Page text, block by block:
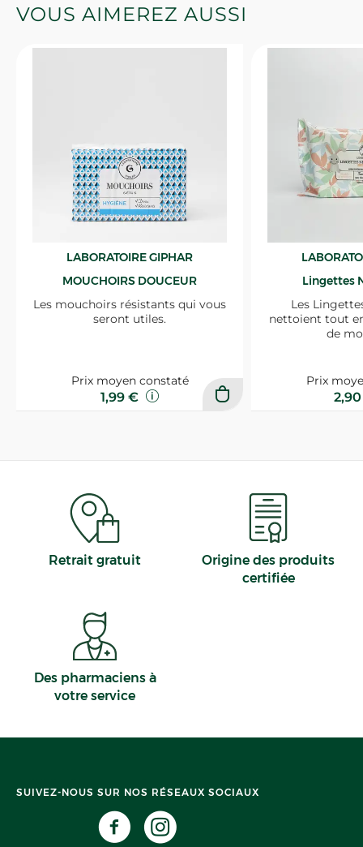
VOUS AIMEREZ AUSSI
LABORATOIRE GIPHAR
MOUCHOIRS DOUCEUR
Les mouchoirs résistants qui vous
seront utiles.
Prix moyen constaté
1,99 €
Lingettes
Les
nettoient tout
de
Prix
Retrait gratuit
Origine des produits
certifiée
Des pharmaciens à
votre service
SUIVEZ-NOUS SUR NOS RÉSEAUX SOCIAUX